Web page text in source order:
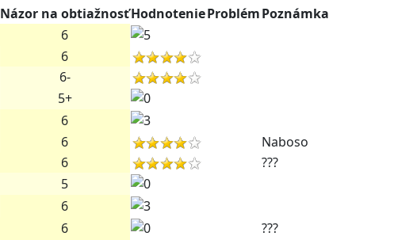
Názor na obtiažnosťHodnotenieProblémPoznámka
6
6
6-
5+
6
6
Naboso
6
???
5
6
6
???